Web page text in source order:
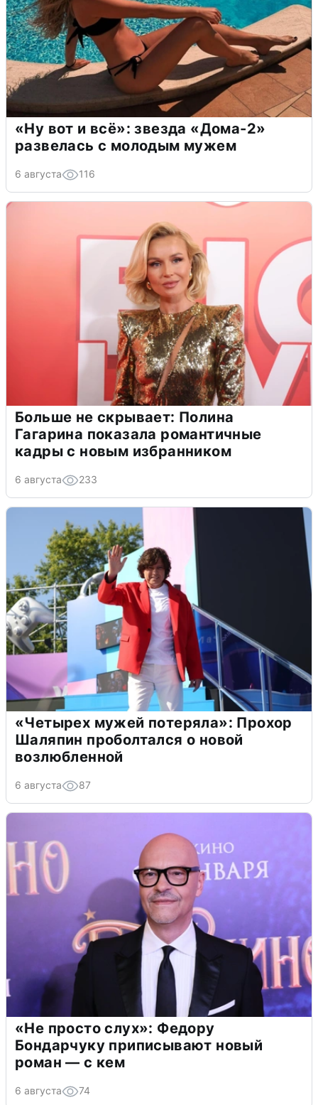
«Ну вот и всё»: звезда «Дома-2»
развелась с молодым мужем
6 августа 116
Больше не скрывает: Полина
Гагарина показала романтичные
кадры с новым избранником
6 августа 233
«Четырех мужей потеряла»: Прохор
Шаляпин проболтался о новой
возлюбленной
6 августа 87
«Не просто слух»: Федору
Бондарчуку приписывают новый
роман — с кем
6 августа 74